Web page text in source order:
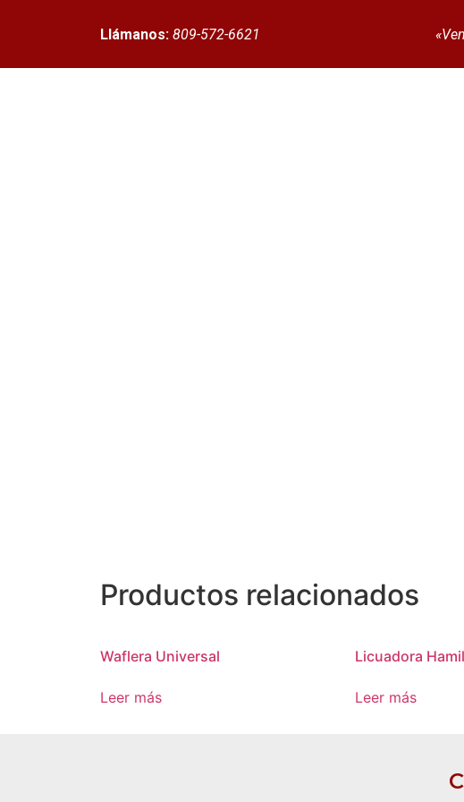
Llámanos: 809-572-6621
Productos relacionados
Waflera Universal
Leer más
Licuadora
Leer más